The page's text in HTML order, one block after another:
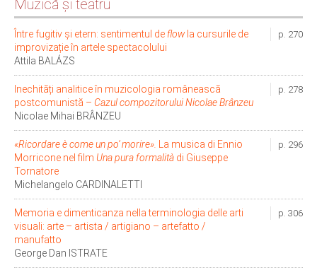
Muzică și teatru
p. 270
Între fugitiv și etern: sentimentul de flowla cursurile de
improvizație în artele spectacolului
Attila BALÁZS
p. 278
Inechități analitice în muzicologia românească
postcomunistă – Cazul compozitorului Nicolae Brânzeu
Nicolae Mihai BRÂNZEU
p. 296
«Ricordare è come un po’ morire».
La musica di Ennio
Morricone nel film Una pura formalità di Giuseppe
Tornatore
Michelangelo CARDINALETTI
p. 306
Memoria e dimenticanza nella terminologia delle arti
visuali: arte – artista / artigiano – artefatto /
manufatto
George Dan ISTRATE